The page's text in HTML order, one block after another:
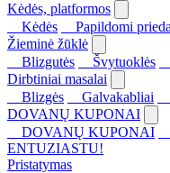
Kėdės, platformos
Kėdės
Papildomi
Žieminė žūklė
Blizgutės
Švytuoklės
Dirbtiniai masalai
Blizgės
Galvakabliai
DOVANŲ KUPONAI
DOVANŲ KUPONAI
ENTUZIASTU!
Pristatymas